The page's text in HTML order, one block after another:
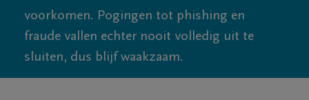
voorkomen. Pogingen tot phishing en
fraude vallen echter nooit volledig uit te
sluiten, dus blijf waakzaam.